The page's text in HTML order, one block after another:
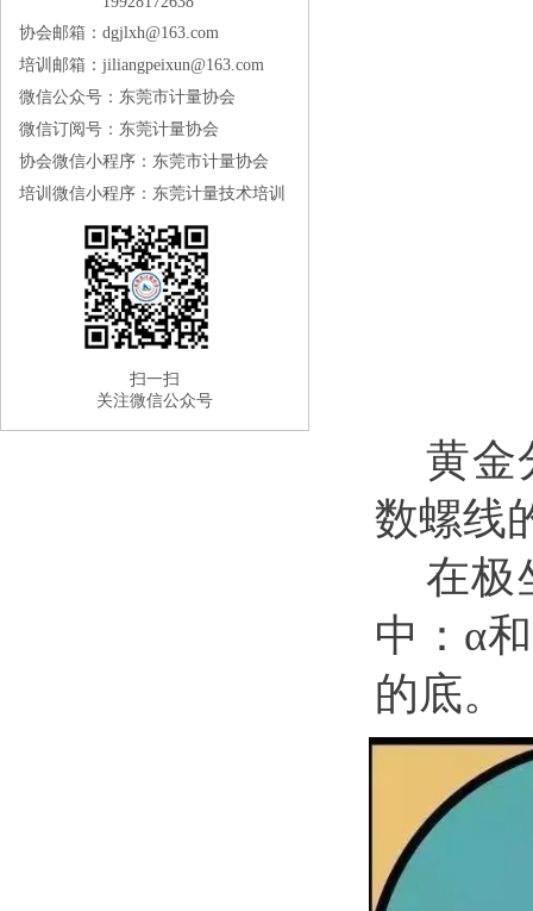
协会邮箱：dgjlxh@163.com
培训邮箱：jiliangpeixun@163.com
微信公众号：东莞市计量协会
微信订阅号：东莞计量协会
协会微信小程序：东莞市计量协会
培训微信小程序：东莞计量技术培训
扫一扫
关注微信公众号
黄金
数螺线
在极
中：α
的底。